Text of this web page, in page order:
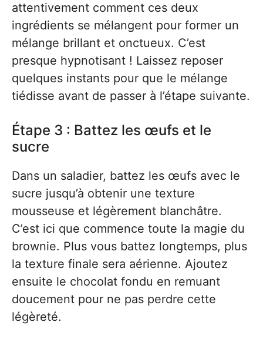
attentivement comment ces deux
ingrédients se mélangent pour former un
mélange brillant et onctueux. C’est
presque hypnotisant ! Laissez reposer
quelques instants pour que le mélange
tiédisse avant de passer à l’étape suivante.
Étape 3 : Battez les œufs et le
sucre
Dans un saladier, battez les œufs avec le
sucre jusqu’à obtenir une texture
mousseuse et légèrement blanchâtre.
C’est ici que commence toute la magie du
brownie. Plus vous battez longtemps, plus
la texture finale sera aérienne. Ajoutez
ensuite le chocolat fondu en remuant
doucement pour ne pas perdre cette
légèreté.